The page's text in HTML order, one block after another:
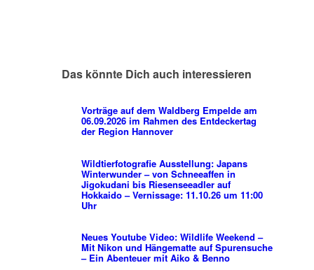
Das könnte Dich auch interessieren
Vorträge auf dem Waldberg Empelde am
06.09.2026 im Rahmen des Entdeckertag
der Region Hannover
Wildtierfotografie Ausstellung: Japans
Winterwunder – von Schneeaffen in
Jigokudani bis Riesenseeadler auf
Hokkaido – Vernissage: 11.10.26 um 11:00
Uhr
Neues Youtube Video: Wildlife Weekend –
Mit Nikon und Hängematte auf Spurensuche
– Ein Abenteuer mit Aiko & Benno